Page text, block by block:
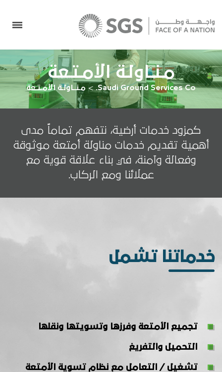
مـنــاولـة الأمـتـعة
Saudi Ground Services Co.
> مـنــاولـة الأمـتـعة
كمزود خدمات أرضية، نتفهم تماماً مدى
أهمية تقديم خدمات مناولة أمتعة موثوقة
وفعالة وآمنة، في بناء علاقة قوية مع
عملائنا ومع الركاب.
خدماتنا تشمل
تجميع الأمتعة وفرزها وتسويتها ونقلها
التحميل والتفريغ
تشغيل / التعامل مع نظام تسوية الأمتعة